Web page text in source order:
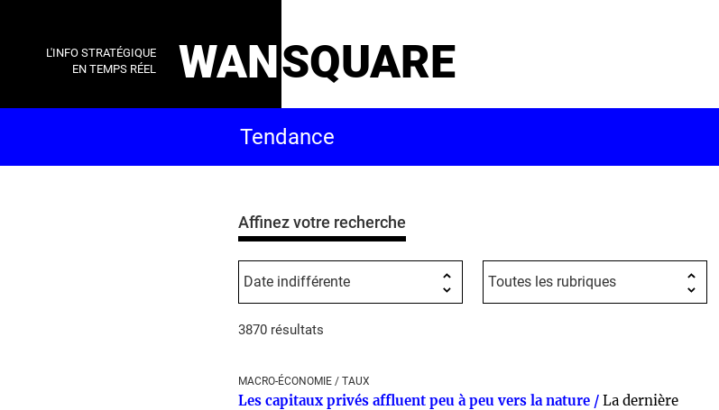
L'INFO STRATÉGIQUE
EN TEMPS RÉEL
WANSQUARE
Affinez votre recherche
3870 résultats
MACRO-ÉCONOMIE / TAUX
Les capitaux privés affluent peu à peu vers la nature / La dernière